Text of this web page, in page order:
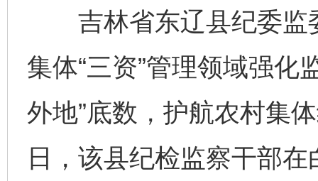
吉林省东辽县纪委监
集体“三资”管理领域强化
外地”底数，护航农村集
日，该县纪检监察干部